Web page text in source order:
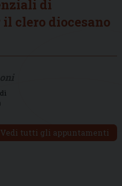
di
clero diocesano
Vedi tutti gli appuntamenti